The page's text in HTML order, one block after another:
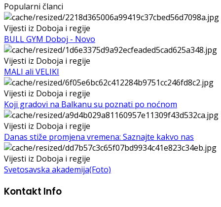
Popularni članci
Vijesti iz Doboja i regije
BULL GYM Doboj - Novo
Vijesti iz Doboja i regije
MALI ali VELIKI
Vijesti iz Doboja i regije
Koji gradovi na Balkanu su poznati po noćnom
Vijesti iz Doboja i regije
Danas stiže promjena vremena: Saznajte kakvo nas
Vijesti iz Doboja i regije
Svetosavska akademija(Foto)
Kontakt Info